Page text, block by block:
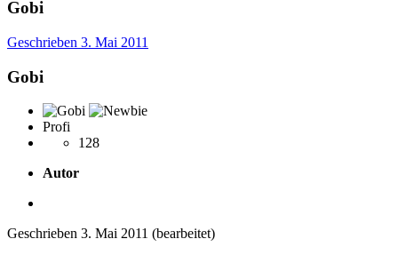
Gobi
Geschrieben 3. Mai 2011
Gobi
Profi
128
Autor
Geschrieben 3. Mai 2011 (bearbeitet)